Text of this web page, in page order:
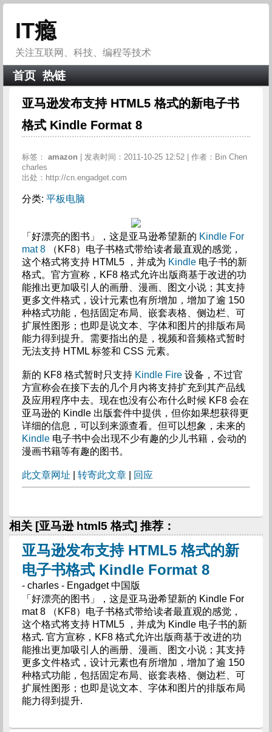
IT瘾
关注互联网、科技、编程等技术
首页 热链
亚马逊发布支持 HTML5 格式的新电子书
格式 Kindle Format 8
标签： amazon
| 发表时间：2011-10-25 12:52 | 作者：Bin Chen
charles
出处：http://cn.engadget.com
分类: 平板电脑
「好漂亮的图书」，这是亚马逊希望新的 Kindle For
mat 8（KF8）电子书格式带给读者最直观的感觉，
这个格式将支持 HTML5 ，并成为 Kindle电子书的新
格式。官方宣称，KF8 格式允许出版商基于改进的功
能推出更加吸引人的画册、漫画、图文小说；其支持
更多文件格式，设计元素也有所增加，增加了逾 150
种格式功能，包括固定布局、嵌套表格、侧边栏、可
扩展性图形；也即是说文本、字体和图片的排版布局
能力得到提升。需要指出的是，视频和音频格式暂时
无法支持 HTML 标签和 CSS 元素。
新的 KF8 格式暂时只支持 Kindle Fire设备，不过官
方宣称会在接下去的几个月内将支持扩充到其产品线
及应用程序中去。现在也没有公布什么时候 KF8 会在
亚马逊的 Kindle 出版套件中提供，但你如果想获得更
详细的信息，可以到来源查看。但可以想象，未来的
Kindle电子书中会出现不少有趣的少儿书籍，会动的
漫画书籍等有趣的图书。
此文章网址 转寄此文章| 回应
相关 [亚马逊 html5 格式] 推荐：
亚马逊发布支持 HTML5 格式的新
电子书格式 Kindle Format 8
- charles - Engadget 中国版
「好漂亮的图书」，这是亚马逊希望新的 Kindle For
mat 8 （KF8）电子书格式带给读者最直观的感觉，
这个格式将支持 HTML5 ，并成为 Kindle 电子书的新
格式. 官方宣称，KF8 格式允许出版商基于改进的功
能推出更加吸引人的画册、漫画、图文小说；其支持
更多文件格式，设计元素也有所增加，增加了逾 150
种格式功能，包括固定布局、嵌套表格、侧边栏、可
扩展性图形；也即是说文本、字体和图片的排版布局
能力得到提升.